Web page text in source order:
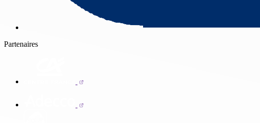
Partenaires